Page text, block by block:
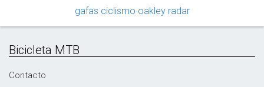
gafas ciclismo oakley radar
Bicicleta MTB
Contacto